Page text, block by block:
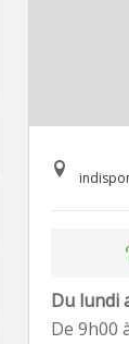
Du lundi
De 9h00